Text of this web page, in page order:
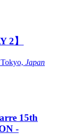
2】
Japan
15th
-